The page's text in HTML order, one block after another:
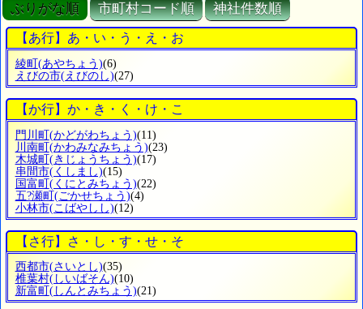
ぶりがな順 市町村コード順 神社件数順
【あ行】あ・い・う・え・お
綾町(あやちょう)(6)
えびの市(えびのし)(27)
【か行】か・き・く・け・こ
門川町(かどがわちょう)(11)
川南町(かわみなみちょう)(23)
木城町(きじょうちょう)(17)
串間市(くしまし)(15)
国富町(くにとみちょう)(22)
五?瀬町(ごかせちょう)(4)
小林市(こばやしし)(12)
【さ行】さ・し・す・せ・そ
西都市(さいとし)(35)
椎葉村(しいばそん)(10)
新富町 (しんとみちょう)(21)